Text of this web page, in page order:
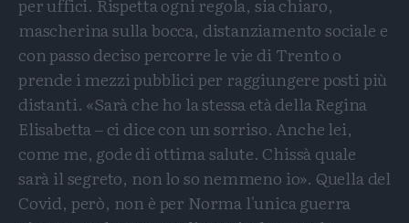
per uffici. Rispetta ogni regola, sia chiaro,
mascherina sulla bocca, distanziamento sociale e
con passo deciso percorre le vie di Trento o
prende i mezzi pubblici per raggiungere posti più
distanti. «Sarà che ho la stessa età della Regina
Elisabetta – ci dice con un sorriso. Anche lei,
come me, gode di ottima salute. Chissà quale
sarà il segreto, non lo so nemmeno io». Quella del
Covid, però, non è per Norma l'unica guerra